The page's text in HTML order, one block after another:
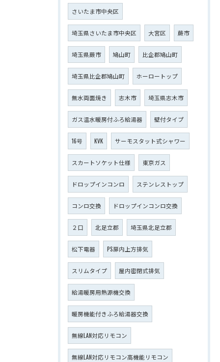
さいたま市中央区
埼玉県さいたま市中央区 大宮区 蕨市
埼玉県蕨市 鳩山町 比企郡鳩山町
埼玉県比企郡鳩山町 ホーロートップ
無水両面焼き 志木市 埼玉県志木市
ガス温水暖房付ふろ給湯器 壁付タイプ
16号 KVK サーモスタット式シャワー
スカートソケット仕様 東京ガス
ドロップインコンロ ステンレストップ
コンロ交換 ドロップインコンロ交換
２口 北足立郡 埼玉県北足立郡
松下電器 PS扉内上方排気
スリムタイプ 屋内密閉式排気
給湯暖房用熱源機交換
暖房機能付きふろ給湯器交換
無線LAN対応リモコン
無線LAN対応リモコン高機能リモコン